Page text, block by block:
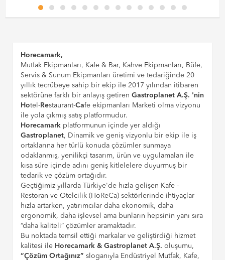
Horecamark,
Mutfak Ekipmanları, Kafe & Bar, Kahve Ekipmanları, Büfe,
Servis & Sunum Ekipmanları üretimi ve tedariğinde 20
yıllık tecrübeye sahip bir ekip ile 2017 yılından itibaren
sektörüne farklı bir anlayış getirenGastroplanet A.Ş. 'nin
Hotel-Restaurant-Cafe ekipmanları Marketi olma vizyonu
ile yola çıkmış satış platformudur.
Horecamark platformunun içinde yer aldığı
Gastroplanet, Dinamik ve geniş vizyonlu bir ekip ile iş
ortaklarına her türlü konuda çözümler sunmaya
odaklanmış, yenilikçi tasarım, ürün ve uygulamaları ile
kısa süre içinde adını geniş kitlelelere duyurmuş bir
tedarik ve çözüm ortağıdır.
Geçtiğimiz yıllarda Türkiye'de hızla gelişen Kafe -
Restoran ve Otelcilik (HoReCa) sektörlerinde ihtiyaçlar
hızla artarken, yatırımcılar daha ekonomik, daha
ergonomik, daha işlevsel ama bunların hepsinin yanı sıra
“daha kaliteli” çözümler aramaktadır.
Bu noktada temsil ettiği markalar ve geliştirdiği hizmet
kalitesi ile Horecamark & Gastroplanet A.Ş. oluşumu,
“Çözüm Ortağınız” sloganıyla Endüstriyel Mutfak, Kafe,